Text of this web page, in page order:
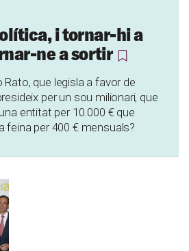
i tornar-hi a
ne a sortir
Rato, que legisla a favor de
per un sou milionari, que
entitat per 10.000 € que
feina per 400 € mensuals?